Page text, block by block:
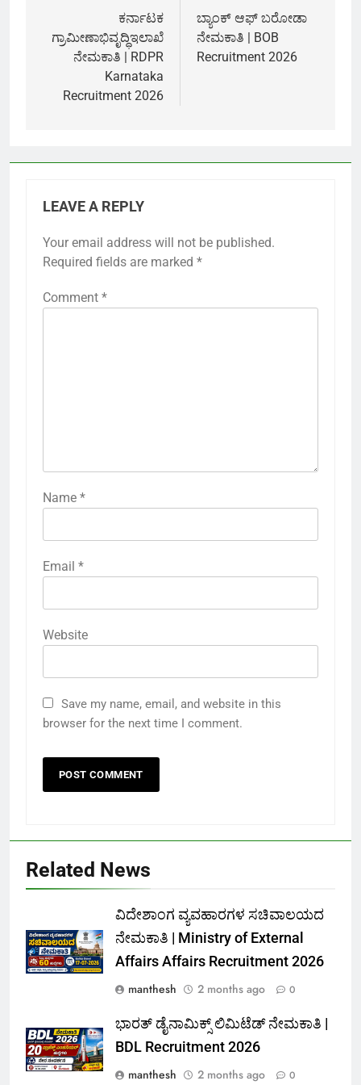
navigationಕರ್ನಾಟಕ
ಗ್ರಾಮೀಣಾಭಿವೃದ್ಧಿಇಲಾಖೆ
ನೇಮಕಾತಿ | RDPR
Karnataka
Recruitment 2026
ಬ್ಯಾಂಕ್ ಆಫ್ ಬರೋಡಾ
ನೇಮಕಾತಿ | BOB
Recruitment 2026
LEAVE A REPLY
Your email address will not be published.
Required fields are marked *
Comment *
Name *
Email *
Website
Save my name, email, and website in this
browser for the next time I comment.
Related News
ವಿದೇಶಾಂಗ ವ್ಯವಹಾರಗಳ ಸಚಿವಾಲಯದ
ನೇಮಕಾತಿ | Ministry of External
Affairs Affairs Recruitment 2026
manthesh
2 months ago 0
ಭಾರತ್ ಡೈನಾಮಿಕ್ಸ್ ಲಿಮಿಟೆಡ್ ನೇಮಕಾತಿ |
BDL Recruitment 2026
manthesh
2 months ago 0